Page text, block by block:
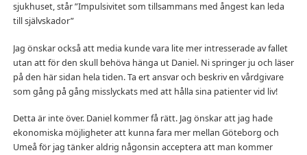
sjukhuset, står ”Impulsivitet som tillsammans med ångest kan leda
till självskador”
Jag önskar också att media kunde vara lite mer intresserade av fallet
utan att för den skull behöva hänga ut Daniel. Ni springer ju och läser
på den här sidan hela tiden. Ta ert ansvar och beskriv en vårdgivare
som gång på gång misslyckats med att hålla sina patienter vid liv!
Detta är inte över. Daniel kommer få rätt. Jag önskar att jag hade
ekonomiska möjligheter att kunna fara mer mellan Göteborg och
Umeå för jag tänker aldrig någonsin acceptera att man kommer